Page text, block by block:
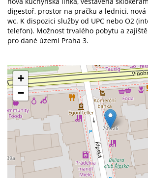
digestoř, prostor na pračku a lednici,
wc. K dispozici služby od UPC nebo O2
telefon). Možnost trvalého pobytu a
pro dané území Praha 3.
+
−